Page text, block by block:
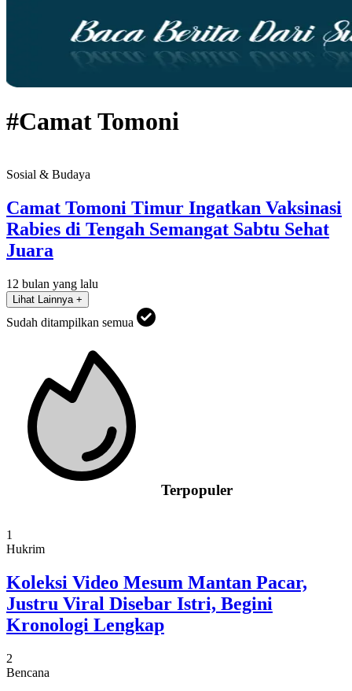
#Camat Tomoni
Sosial & Budaya
Camat Tomoni Timur Ingatkan Vaksinasi
Rabies di Tengah Semangat Sabtu Sehat
Juara
12 bulan yang lalu
Lihat Lainnya +
Sudah ditampilkan semua
Terpopuler
1
Hukrim
Koleksi Video Mesum Mantan Pacar,
Justru Viral Disebar Istri, Begini
Kronologi Lengkap
2
Bencana